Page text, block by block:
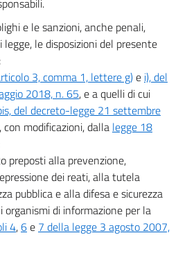
e le sanzioni, anche penali,
le disposizioni del presente
3, comma 1, lettere g)e i), del
2018, n. 65, e a quelli di cui
del decreto-legge 21 settembre
modificazioni, dalla legge 18
preposti alla prevenzione,
dei reati, alla tutela
pubblica e alla difesa e sicurezza
di informazione per la
4,6e 7 della legge 3 agosto 2007,